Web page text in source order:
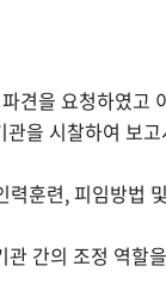
견을 요청하였고
을 시찰하여 보고
훈련, 피임방법
간의 조정 역할